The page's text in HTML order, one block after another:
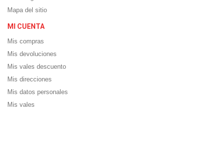
Mapa del sitio
MI CUENTA
Mis compras
Mis devoluciones
Mis vales descuento
Mis direcciones
Mis datos personales
Mis vales